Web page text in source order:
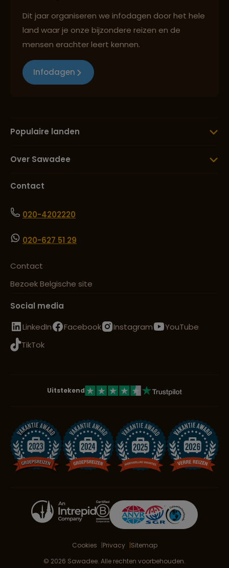
Dit jaar organiseren we infodagen door het hele
land waar je onze bijzondere reizen en de
mensen erachter leert kennen.
Infodagen
Populaire landen
Over Sawadee
Contact
020-4202220
020-627 51 29
Contact
Bezoek Belgische site
Social media
LinkedIn
Facebook Instagram
YouTube
TikTok
Uitstekend
Cookies Privacy
Sitemap
© 2026 Sawadee. Alle rechten voorbehouden.